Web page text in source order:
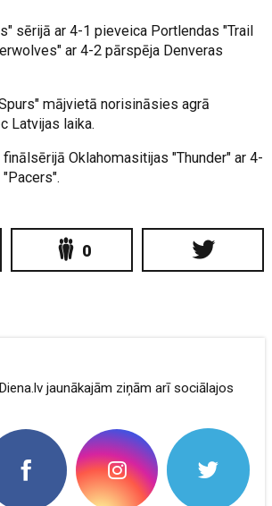
sērijā ar 4-1 pieveica Portlendas "Trail
ar 4-2 pārspēja Denveras
mājvietā norisināsies agrā
Latvijas laika.
Oklahomasitijas "Thunder" ar 4-
0
jaunākajām ziņām arī sociālajos